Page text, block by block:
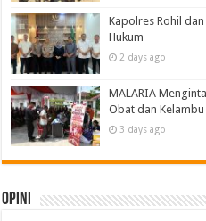
Kapolres Rohil
Hukum
2 days ago
MALARIA
Obat dan
3 days ago
Opini